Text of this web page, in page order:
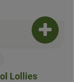
Lollies
Ajouter